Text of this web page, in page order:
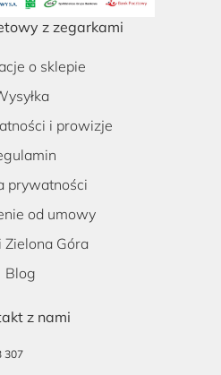
z zegarkami
o sklepie
i prowizje
prywatności
od umowy
Zielona Góra
Blog
z nami
307